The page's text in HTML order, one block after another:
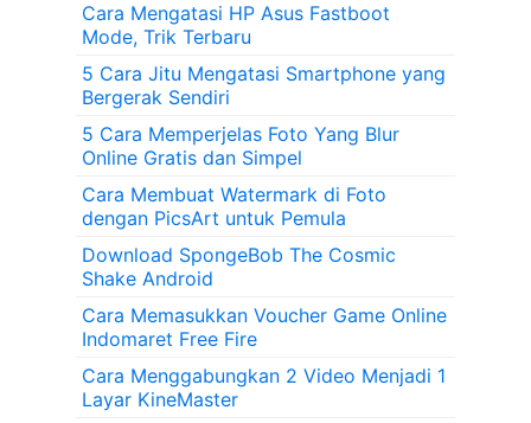
Cara Mengatasi HP Asus Fastboot
Mode, Trik Terbaru
5 Cara Jitu Mengatasi Smartphone yang
Bergerak Sendiri
5 Cara Memperjelas Foto Yang Blur
Online Gratis dan Simpel
Cara Membuat Watermark di Foto
dengan PicsArt untuk Pemula
Download SpongeBob The Cosmic
Shake Android
Cara Memasukkan Voucher Game Online
Indomaret Free Fire
Cara Menggabungkan 2 Video Menjadi 1
Layar KineMaster